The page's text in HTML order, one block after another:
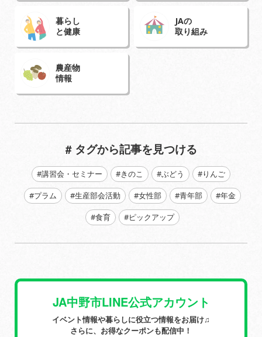
暮らし
と健康
JAの
取り組み
農産物
情報
# タグから記事を見つける
#講習会・セミナー #きのこ #ぶどう #りんご
#プラム #生産部会活動 #女性部 #青年部 #年金
#食育 #ピックアップ
JA中野市LINE公式アカウント
イベント情報や暮らしに役立つ情報をお届け♫
さらに、お得なクーポンも配信中！